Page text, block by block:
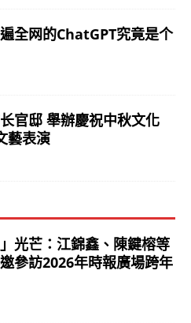
遍全网的ChatGPT究竟是个
长官邸 舉辦慶祝中秋文化
藝表演
光芒：江錦鑫、陳鍵榕等
參訪2026年時報廣場跨年